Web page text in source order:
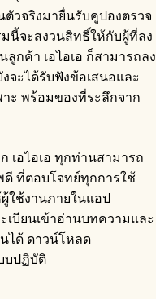
วจริงมายื่นรับคูปองตรวจ
นี้จะสงวนสิทธิ์ให้กับผู้ที่ลง
กค้า เอไอเอ ก็สามารถลง
จะได้รับฟังข้อเสนอและ
ะ พร้อมของที่ระลึกจาก
เอไอเอ ทุกท่านสามารถ
ที่ตอบโจทย์ทุกการใช้
ใช้งานภายในแอป
เบียนเข้าอ่านบทความและ
ได้ ดาวน์โหลด
บปฏิบัติ